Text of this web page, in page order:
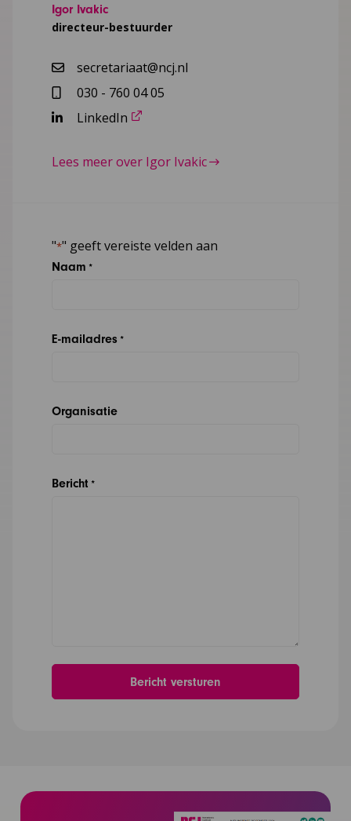
Igor Ivakic
directeur-bestuurder
secretariaat@ncj.nl
030 - 760 04 05
LinkedIn
Lees meer over Igor Ivakic
"*" geeft vereiste velden aan
Naam *
E-mailadres *
Organisatie
Bericht *